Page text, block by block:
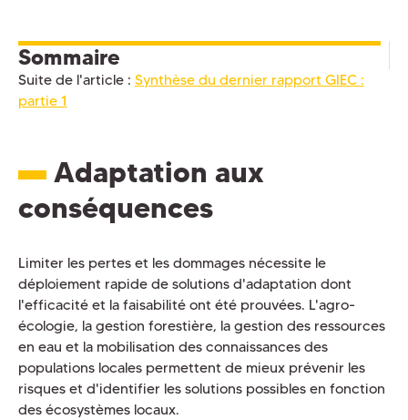
Sommaire
Suite de l'article : Synthèse du dernier rapport GIEC :
partie 1
Adaptation aux
conséquences
Limiter les pertes et les dommages nécessite le
déploiement rapide de solutions d'adaptation dont
l'efficacité et la faisabilité ont été prouvées. L'agro-
écologie, la gestion forestière, la gestion des ressources
en eau et la mobilisation des connaissances des
populations locales permettent de mieux prévenir les
risques et d'identifier les solutions possibles en fonction
des écosystèmes locaux.